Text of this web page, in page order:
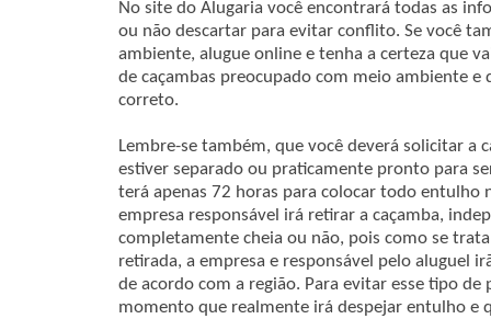
No site do Alugaria você encontrará todas as
ou não descartar para evitar conflito. Se você
ambiente, alugue online e tenha a certeza que
de caçambas preocupado com meio ambiente
correto.
Lembre-se também, que você deverá solicitar a
estiver separado ou praticamente pronto para
terá apenas 72 horas para colocar todo entulho
empresa responsável irá retirar a caçamba,
completamente cheia ou não, pois como se
retirada, a empresa e responsável pelo aluguel
de acordo com a região. Para evitar esse tipo
momento que realmente irá despejar entulho e